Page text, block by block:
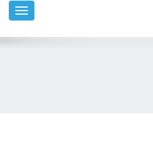
ناوبری